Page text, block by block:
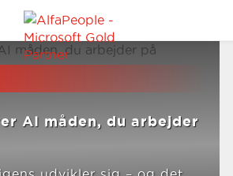
AI måden, du arbejder
det lokale websted